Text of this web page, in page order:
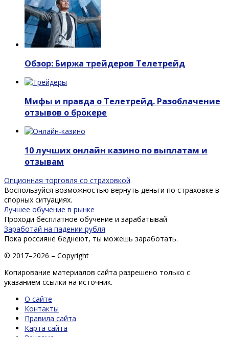
Обзор: Биржа трейдеров Телетрейд
Мифы и правда о Телетрейд. Разоблачение
отзывов о брокере
10 лучших онлайн казино по выплатам и
отзывам
Опционная торговля со страховкой
Воспользуйся возможностью вернуть деньги по страховке в
спорных ситуациях.
Лучшее обучение в рынке
Проходи бесплатное обучение и зарабатывай
Заработай на падении рубля
Пока россияне беднеют, ты можешь заработать.
© 2017–2026 – Copyright
Копирование материалов сайта разрешено только с
указанием ссылки на источник.
О сайте
Контакты
Правила сайта
Карта сайта